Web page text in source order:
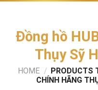
Đồng hồ
Thụy Sỹ
HOME / PRODUCTS
CHÍNH HÃNG